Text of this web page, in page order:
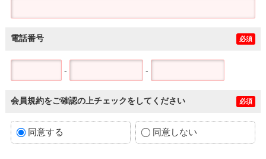
電話番号 必須
- -
会員規約をご確認の上チェックをしてください 必須
同意する 同意しない